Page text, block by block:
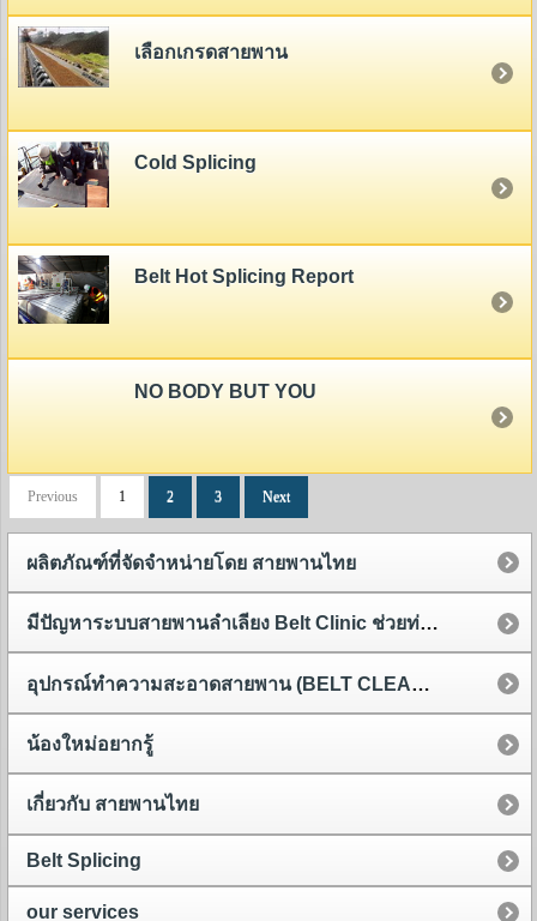
เลือกเกรดสายพาน
Cold Splicing
Belt Hot Splicing Report
NO BODY BUT YOU
Previous 1 2 3 Next
ผลิตภัณฑ์ที่จัดจำหน่ายโดย สายพานไทย
มีปัญหาระบบสายพานลำเลียง Belt Clinic ช่วยท่านได้
อุปกรณ์ทำความสะอาดสายพาน (BELT CLEANER)
น้องใหม่อยากรู้
เกี่ยวกับ สายพานไทย
Belt Splicing
our services